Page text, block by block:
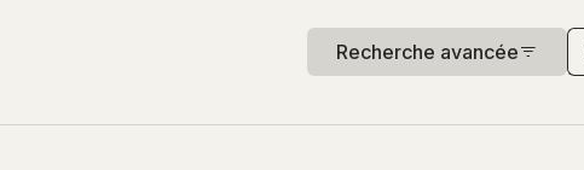
Recherche avancée